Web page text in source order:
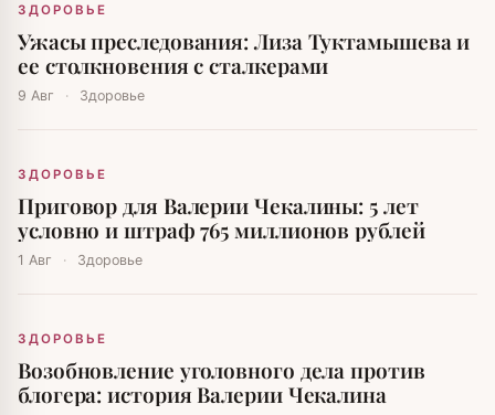
ЗДОРОВЬЕ
Ужасы преследования: Лиза Туктамышева и
ее столкновения с сталкерами
9 Авг · Здоровье
ЗДОРОВЬЕ
Приговор для Валерии Чекалины: 5 лет
условно и штраф 765 миллионов рублей
1 Авг · Здоровье
ЗДОРОВЬЕ
Возобновление уголовного дела против
блогера: история Валерии Чекалина